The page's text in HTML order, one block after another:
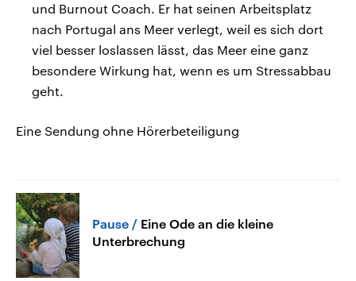
und Burnout Coach. Er hat seinen Arbeitsplatz
nach Portugal ans Meer verlegt, weil es sich dort
viel besser loslassen lässt, das Meer eine ganz
besondere Wirkung hat, wenn es um Stressabbau
geht.
Eine Sendung ohne Hörerbeteiligung
Pause
Eine Ode an die kleine
Unterbrechung